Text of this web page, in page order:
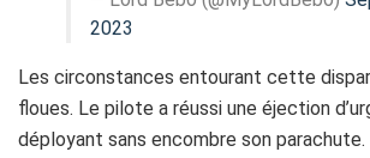
2023
Les circonstances entourant cette
floues. Le pilote a réussi une éjection
déployant sans encombre son parachute.